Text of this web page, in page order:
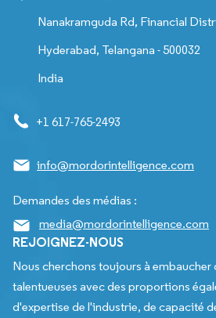
Nanakramguda Rd, Financial
Hyderabad, Telangana - 500032
India
+1 617-765-2493
info@mordorintelligence.com
Demandes des médias :
media@mordorintelligence.com
REJOIGNEZ-NOUS
Nous cherchons toujours à embaucher
talentueuses avec des proportions
d'expertise de l'industrie, de capacité